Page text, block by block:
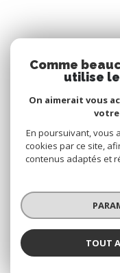
©
Nos honoraires
Comme
utilise
On aimerait vous
En poursuivant, vous
cookies par ce site,
contenus adaptés et
TOUT